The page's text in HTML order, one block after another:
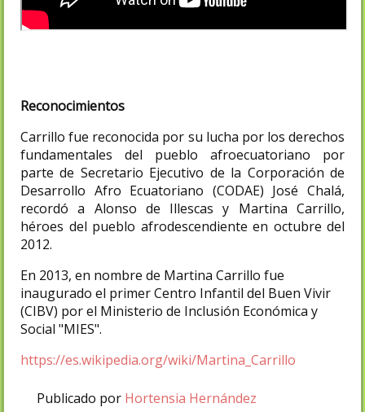
Reconocimientos
Carrillo fue reconocida por su lucha por los derechos
fundamentales del pueblo afroecuatoriano por
parte de Secretario Ejecutivo de la Corporación de
Desarrollo Afro Ecuatoriano (CODAE) José Chalá,
recordó a Alonso de Illescas y Martina Carrillo,
héroes del pueblo afrodescendiente en octubre del
2012.
En 2013, en nombre de Martina Carrillo fue
inaugurado el primer Centro Infantil del Buen Vivir
(CIBV) por el Ministerio de Inclusión Económica y
Social "MIES".
https://es.wikipedia.org/wiki/Martina_Carrillo
Publicado por Hortensia Hernández